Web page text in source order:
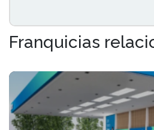
Franquicias